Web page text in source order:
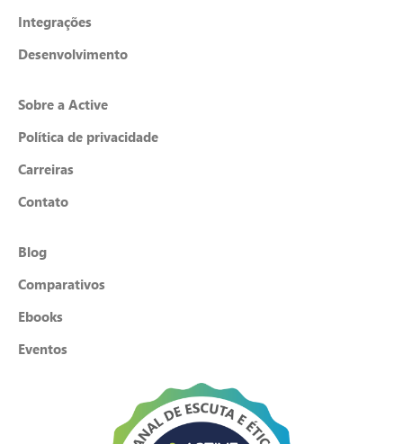
Integrações
Desenvolvimento
Sobre a Active
Política de privacidade
Carreiras
Contato
Blog
Comparativos
Ebooks
Eventos